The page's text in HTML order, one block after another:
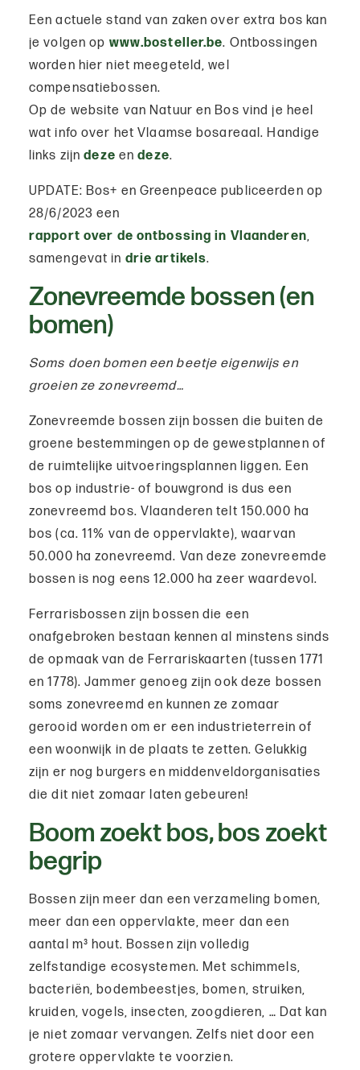
Een actuele stand van zaken over extra bos kan
je volgen op www.bosteller.be. Ontbossingen
worden hier niet meegeteld, wel
compensatiebossen.
Op de website van Natuur en Bos vind je heel
wat info over het Vlaamse bosareaal. Handige
links zijndeze endeze.
UPDATE: Bos+ en Greenpeace publiceerden op
28/6/2023 een
rapport over de ontbossing in Vlaanderen,
samengevat in drie artikels.
Zonevreemde bossen (en
bomen)
Soms doen bomen een beetje eigenwijs en
groeien ze zonevreemd…
Zonevreemde bossen zijn bossen die buiten de
groene bestemmingen op de gewestplannen of
de ruimtelijke uitvoeringsplannen liggen. Een
bos op industrie- of bouwgrond is dus een
zonevreemd bos. Vlaanderen telt 150.000 ha
bos (ca. 11% van de oppervlakte), waarvan
50.000 ha zonevreemd. Van deze zonevreemde
bossen is nog eens 12.000 ha zeer waardevol.
Ferrarisbossen zijn bossen die een
onafgebroken bestaan kennen al minstens sinds
de opmaak van de Ferrariskaarten (tussen 1771
en 1778). Jammer genoeg zijn ook deze bossen
soms zonevreemd en kunnen ze zomaar
gerooid worden om er een industrieterrein of
een woonwijk in de plaats te zetten. Gelukkig
zijn er nog burgers en middenveldorganisaties
die dit niet zomaar laten gebeuren!
Boom zoekt bos, bos zoekt
begrip
Bossen zijn meer dan een verzameling bomen,
meer dan een oppervlakte, meer dan een
aantal m³ hout. Bossen zijn volledig
zelfstandige ecosystemen. Met schimmels,
bacteriën, bodembeestjes, bomen, struiken,
kruiden, vogels, insecten, zoogdieren, … Dat kan
je niet zomaar vervangen. Zelfs niet door een
grotere oppervlakte te voorzien.